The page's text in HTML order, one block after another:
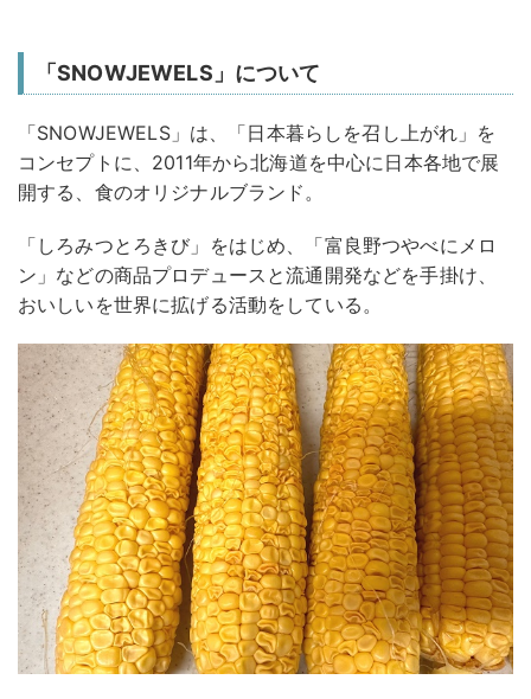
「SNOWJEWELS」について
「SNOWJEWELS」は、「日本暮らしを召し上がれ」を
コンセプトに、2011年から北海道を中心に日本各地で展
開する、食のオリジナルブランド。
「しろみつとろきび」をはじめ、「富良野つやべにメロ
ン」などの商品プロデュースと流通開発などを手掛け、
おいしいを世界に拡げる活動をしている。